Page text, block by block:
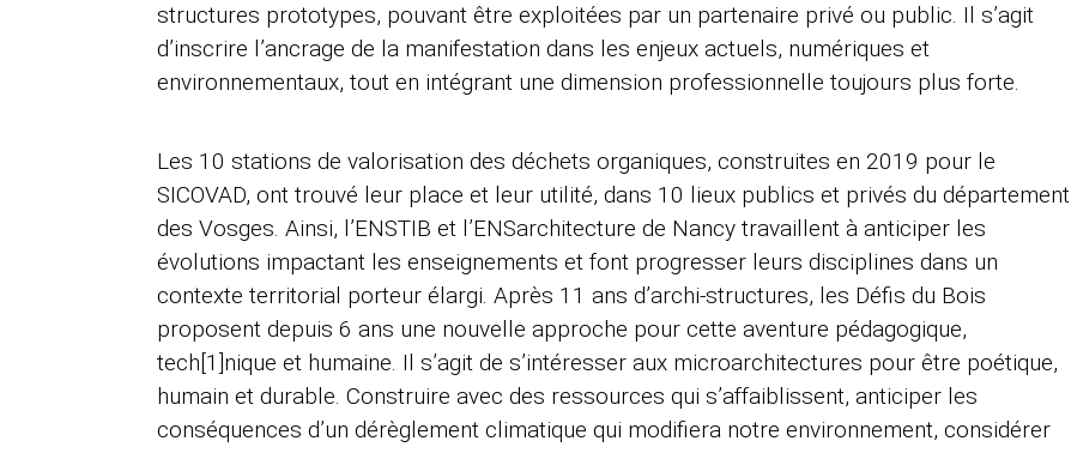
structures prototypes, pouvant être exploitées par un partenaire privé ou public. Il s’agit
d’inscrire l’ancrage de la manifestation dans les enjeux actuels, numériques et
environnementaux, tout en intégrant une dimension professionnelle toujours plus forte.
Les 10 stations de valorisation des déchets organiques, construites en 2019 pour le
SICOVAD, ont trouvé leur place et leur utilité, dans 10 lieux publics et privés du département
des Vosges. Ainsi, l’ENSTIB et l’ENSarchitecture de Nancy travaillent à anticiper les
évolutions impactant les enseignements et font progresser leurs disciplines dans un
contexte territorial porteur élargi. Après 11 ans d’archi-structures, les Défis du Bois
proposent depuis 6 ans une nouvelle approche pour cette aventure pédagogique,
tech[1]nique et humaine. Il s’agit de s’intéresser aux microarchitectures pour être poétique,
humain et durable. Construire avec des ressources qui s’affaiblissent, anticiper les
conséquences d’un dérèglement climatique qui modifiera notre environnement, considérer